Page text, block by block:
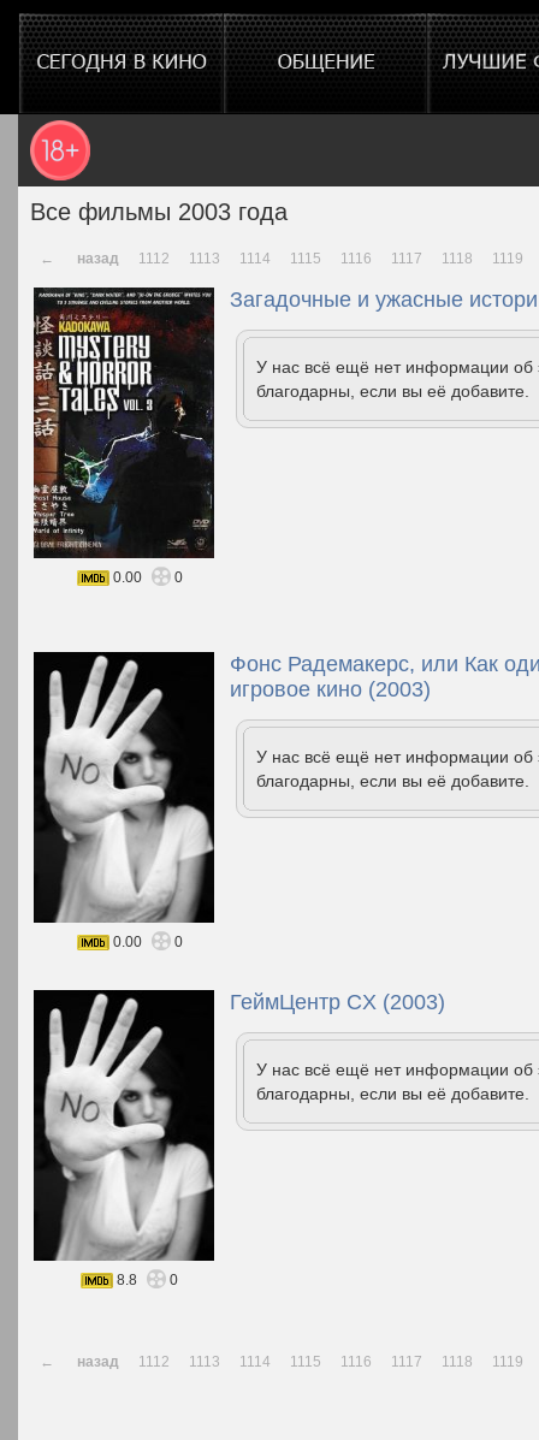
Все фильмы 2003 года
← назад 1112 1113 1114 1115 1116 1117 1118 1119
Загадочные и ужасные
У нас всё ещё нет информации
благодарны, если вы её добавите.
0.00 0
Фонс Радемакерс, или Как
игровое кино (2003)
У нас всё ещё нет информации
благодарны, если вы её добавите.
0.00 0
ГеймЦентр CX (2003)
У нас всё ещё нет информации
благодарны, если вы её добавите.
8.8 0
← назад 1112 1113 1114 1115 1116 1117 1118 1119